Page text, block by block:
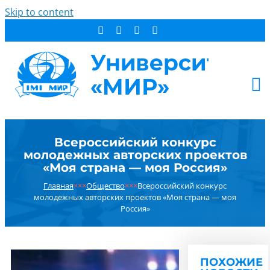
Skip to content
СТУДЕНТУ
ДОПОБРАЗОВАНИЕ
ОБ УНИВЕРСИТЕТЕ
НОВОСТИ
РЕЗУЛЬТАТ ПОИСКА:
Всероссийский конкурс
молодежных авторских проектов
«Моя страна — моя Россия»
Главная×××Общество×××Всероссийский конкурс
молодежных авторских проектов «Моя страна — моя
Россия»
ПОХОЖИЕ